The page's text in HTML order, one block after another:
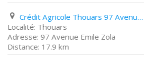
Crédit Agricole Thouars 97 Avenue Emile Zola
Thouars
97 Avenue Emile Zola
17.9 km